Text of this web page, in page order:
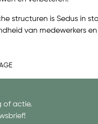
structuren is Sedus in
van medewerkers
of actie.